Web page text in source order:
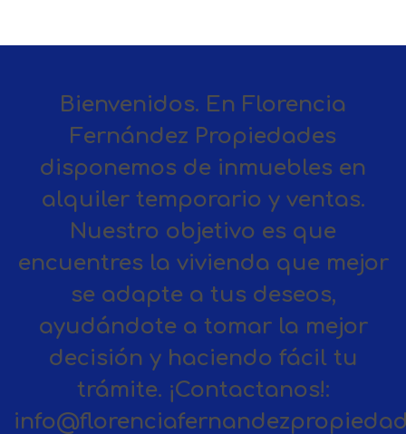
Bienvenidos. En Florencia
Fernández Propiedades
disponemos de inmuebles en
alquiler temporario y ventas.
Nuestro objetivo es que
encuentres la vivienda que mejor
se adapte a tus deseos,
ayudándote a tomar la mejor
decisión y haciendo fácil tu
trámite. ¡Contactanos!: